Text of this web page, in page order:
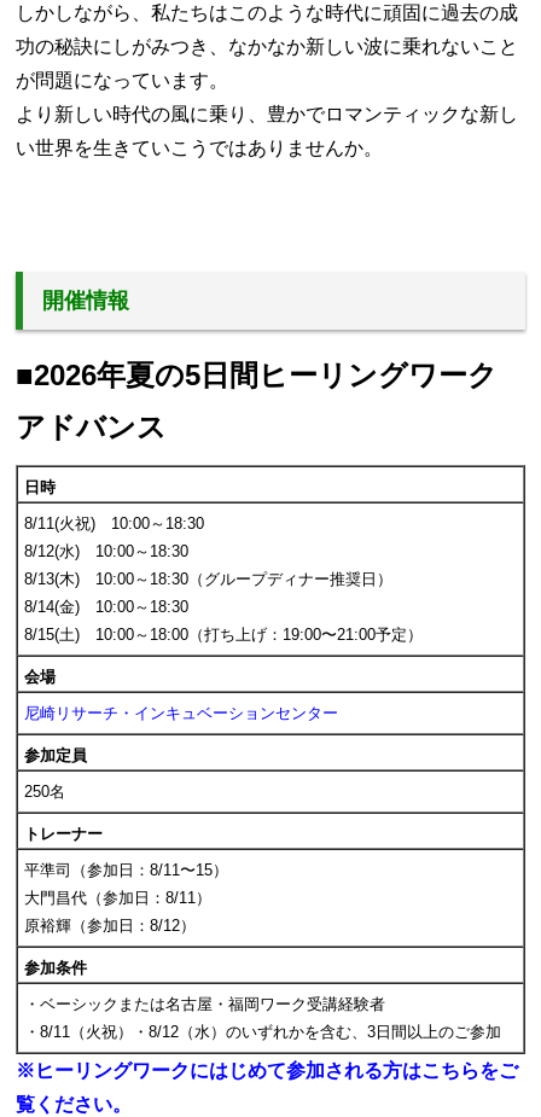
しかしながら、私たちはこのような時代に頑固に過去の成
功の秘訣にしがみつき、なかなか新しい波に乗れないこと
が問題になっています。
より新しい時代の風に乗り、豊かでロマンティックな新し
い世界を生きていこうではありませんか。
開催情報
■2026年夏の5日間ヒーリングワーク
アドバンス
日時
8/11(火祝) 10:00～18:30
8/12(水) 10:00～18:30
8/13(木) 10:00～18:30（グループディナー推奨日）
8/14(金) 10:00～18:30
8/15(土) 10:00～18:00（打ち上げ：19:00〜21:00予定）
会場
尼崎リサーチ・インキュベーションセンター
参加定員
250名
トレーナー
平準司（参加日：8/11〜15）
大門昌代（参加日：8/11）
原裕輝（参加日：8/12）
参加条件
・ベーシックまたは名古屋・福岡ワーク受講経験者
・8/11（火祝）・8/12（水）のいずれかを含む、3日間以上のご参加
※ヒーリングワークにはじめて参加される方はこちらをご
覧ください。